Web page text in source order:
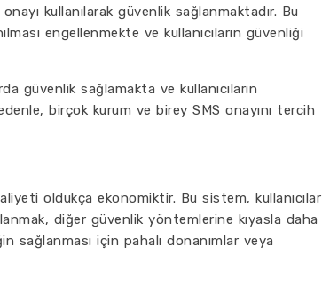
kullanılarak güvenlik sağlanmaktadır. Bu
engellenmekte ve kullanıcıların güvenliği
güvenlik sağlamakta ve kullanıcıların
birçok kurum ve birey SMS onayını tercih
oldukça ekonomiktir. Bu sistem, kullanıcılar
diğer güvenlik yöntemlerine kıyasla daha
sağlanması için pahalı donanımlar veya